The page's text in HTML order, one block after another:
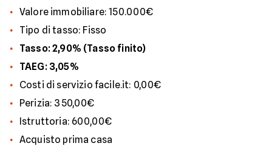
Valore immobiliare: 150.000€
Tipo di tasso: Fisso
Tasso: 2,90% (Tasso finito)
TAEG: 3,05%
Costi di servizio facile.it: 0,00€
Perizia: 350,00€
Istruttoria: 600,00€
Acquisto prima casa